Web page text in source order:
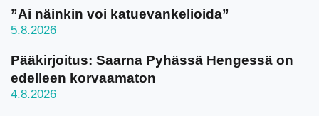
”Ai näinkin voi katuevankelioida”
5.8.2026
Pääkirjoitus: Saarna Pyhässä Hengessä on
edelleen korvaamaton
4.8.2026